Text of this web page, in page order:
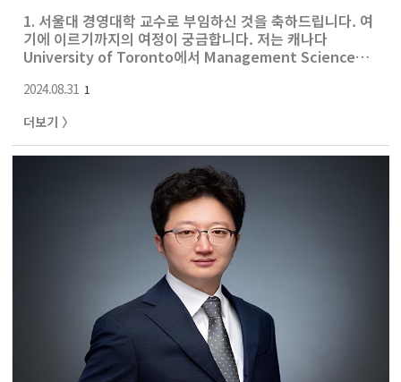
1. 서울대 경영대학 교수로 부임하신 것을 축하드립니다. 여
기에 이르기까지의 여정이 궁금합니다. 저는 캐나다
University of Toronto에서 Management Science와
다. 이후에는 University of Pittsburgh와 Rice
로 강의와 연구를 하다 영광스럽게 서울대학교에 24년 8월
생산서비스 분야로 부임하게 되었습니다. 2. 교수님 연구
관심사 중 선호도 유도 이론이 특히 흥미로웠습니다. 선호
도 유도 이론 등 교수님의 연구 분야와 어떻게 이 분야를 택
하게 되셨는지 소개 부탁드립니다. 선호도 유도 이론이라는
것은, 기업들이 의사결정을 ..
2024.08.31 1
더보기 〉